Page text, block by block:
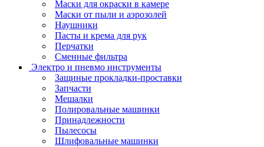
Маски для окраски в камере
Маски от пыли и аэрозолей
Наушники
Пасты и крема для рук
Перчатки
Сменные фильтра
Электро и пневмо инструменты
Защиные прокладки-проставки
Запчасти
Мешалки
Полировальные машинки
Принадлежности
Пылесосы
Шлифовальные машинки